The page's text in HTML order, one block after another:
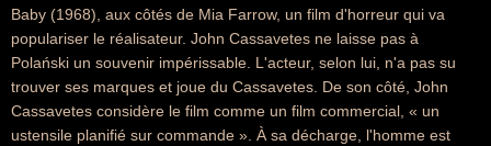
Baby (1968), aux côtés de Mia Farrow, un film d'horreur qui va
populariser le réalisateur. John Cassavetes ne laisse pas à
Polański un souvenir impérissable. L'acteur, selon lui, n'a pas su
trouver ses marques et joue du Cassavetes. De son côté, John
Cassavetes considère le film comme un film commercial, « un
ustensile planifié sur commande ». À sa décharge, l'homme est